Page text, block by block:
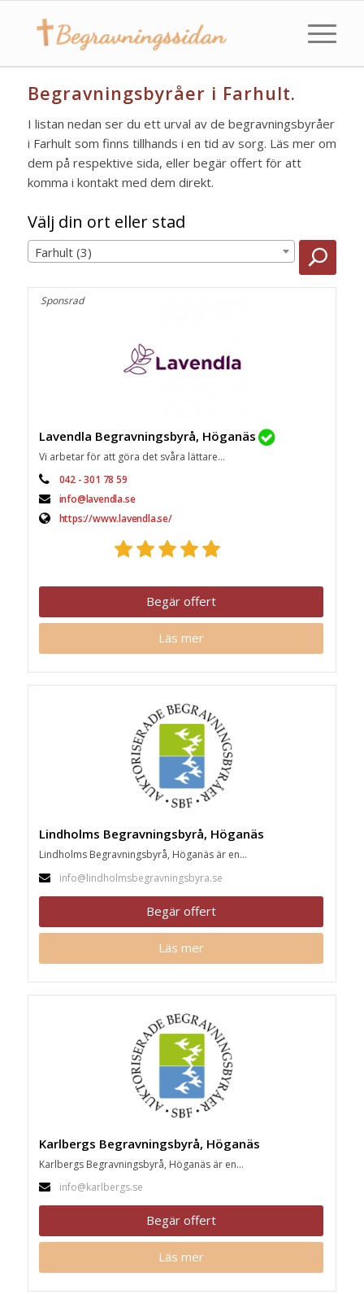
Begravningsbyråer i Farhult.
I listan nedan ser du ett urval av de begravningsbyråer
i Farhult som finns tillhands i en tid av sorg. Läs mer om
dem på respektive sida, eller begär offert för att
komma i kontakt med dem direkt.
Välj din ort eller stad
Farhult (3)
Sponsrad
Lavendla Begravningsbyrå, Höganäs
Vi arbetar för att göra det svåra lättare...
042 - 301 78 59
info@lavendla.se
https://www.lavendla.se/
Begär offert
Läs mer
Lindholms Begravningsbyrå, Höganäs
Lindholms Begravningsbyrå, Höganäs är en...
info@lindholmsbegravningsbyra.se
Begär offert
Läs mer
Karlbergs Begravningsbyrå, Höganäs
Karlbergs Begravningsbyrå, Höganäs är en...
info@karlbergs.se
Begär offert
Läs mer